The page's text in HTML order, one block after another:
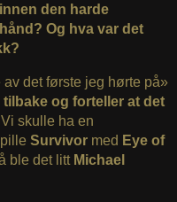
den harde
Og hva var det
av det første jeg hørte på»
og forteller at det
skulle ha en
Survivor med Eye of
ble det litt Michael